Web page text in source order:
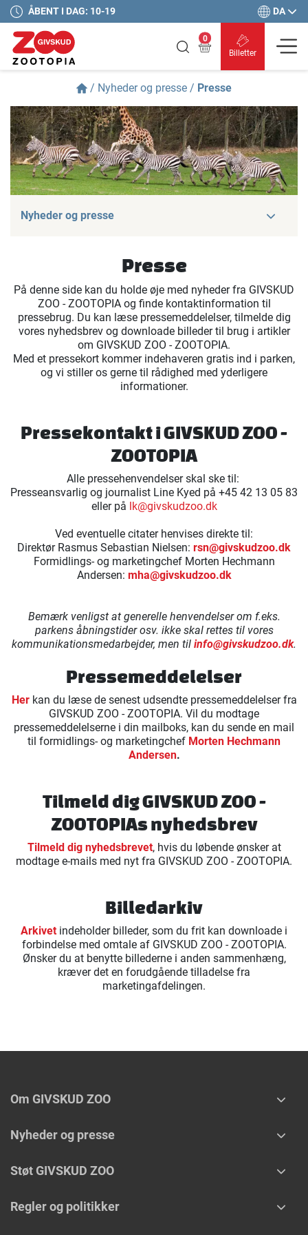
ÅBENT I DAG: 10-19 DA
Billetter
0
/ Nyheder og presse / Presse
Nyheder og presse
Presse
På denne side kan du holde øje med nyheder fra GIVSKUD
ZOO - ZOOTOPIA og finde kontaktinformation til
pressebrug. Du kan læse pressemeddelelser, tilmelde dig
vores nyhedsbrev og downloade billeder til brug i artikler
om GIVSKUD ZOO - ZOOTOPIA.
Med et pressekort kommer indehaveren gratis ind i parken,
og vi stiller os gerne til rådighed med yderligere
informationer.
Pressekontakt i GIVSKUD ZOO -
ZOOTOPIA
Alle pressehenvendelser skal ske til:
Presseansvarlig og journalist Line Kyed på +45 42 13 05 83
eller på lk@givskudzoo.dk
Ved eventuelle citater henvises direkte til:
Direktør Rasmus Sebastian Nielsen: rsn@givskudzoo.dk
Formidlings- og marketingchef Morten Hechmann
Andersen: mha@givskudzoo.dk
Bemærk venligst at generelle henvendelser om f.eks.
parkens åbningstider osv. ikke skal rettes til vores
kommunikationsmedarbejder, men til info@givskudzoo.dk.
Pressemeddelelser
Herkan du læse de senest udsendte pressemeddelelser fra
GIVSKUD ZOO - ZOOTOPIA. Vil du modtage
pressemeddelelserne i din mailboks, kan du sende en mail
til formidlings- og marketingchef Morten Hechmann
Andersen.
Tilmeld dig GIVSKUD ZOO -
ZOOTOPIAs nyhedsbrev
Tilmeld dig nyhedsbrevet, hvis du løbende ønsker at
modtage e-mails med nyt fra GIVSKUD ZOO - ZOOTOPIA.
Billedarkiv
Arkivet indeholder billeder, som du frit kan downloade i
forbindelse med omtale af GIVSKUD ZOO - ZOOTOPIA.
Ønsker du at benytte billederne i anden sammenhæng,
kræver det en forudgående tilladelse fra
marketingafdelingen.
Om GIVSKUD ZOO
Nyheder og presse
Støt GIVSKUD ZOO
Regler og politikker